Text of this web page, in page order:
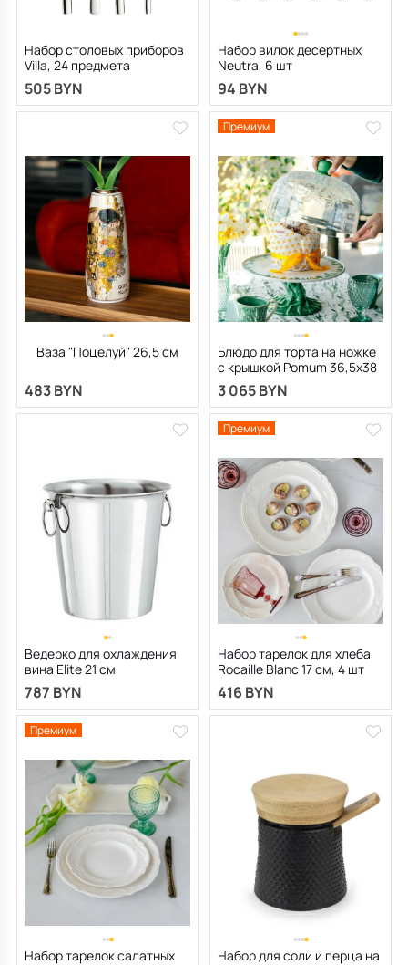
Набор столовых приборов
Villa, 24 предмета
505 BYN
Набор вилок десертных
Neutra, 6 шт
94 BYN
Ваза "Поцелуй" 26,5 см
483 BYN
Премиум
Блюдо для торта на ножке
с крышкой Pomum 36,5х38
см
3 065 BYN
Ведерко для охлаждения
вина Elite 21 см
787 BYN
Премиум
Набор тарелок для хлеба
Rocaille Blanc 17 см, 4 шт
416 BYN
Премиум
Набор тарелок салатных
Набор для соли и перца на